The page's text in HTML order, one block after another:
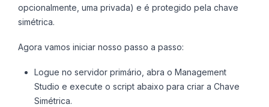
opcionalmente, uma privada) e é protegido pela chave
simétrica.
Agora vamos iniciar nosso passo a passo:
Logue no servidor primário, abra o Management
Studio e execute o script abaixo para criar a Chave
Simétrica.